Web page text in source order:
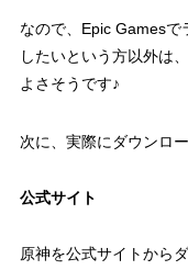
なので、Epic Gamesで
したいという方以外は
よさそうです♪
次に、実際にダウンロ
公式サイト
原神を公式サイトから